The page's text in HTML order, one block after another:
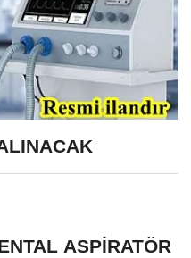
ASPİRATÖR